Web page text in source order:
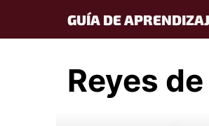
content
GUÍA DE
Reyes